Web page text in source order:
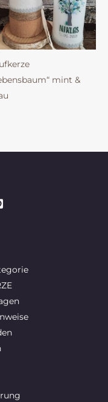
mint &